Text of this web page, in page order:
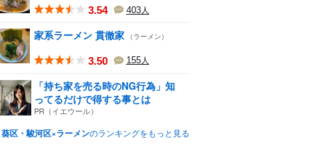
3.54 403人
家系ラーメン 貫徹家 （ラーメン）
3.50 155人
「持ち家を売る時のNG行為」知
ってるだけで得する事とは
PR（イエウール）
葵区・駿河区×ラーメンのランキングをもっと見る